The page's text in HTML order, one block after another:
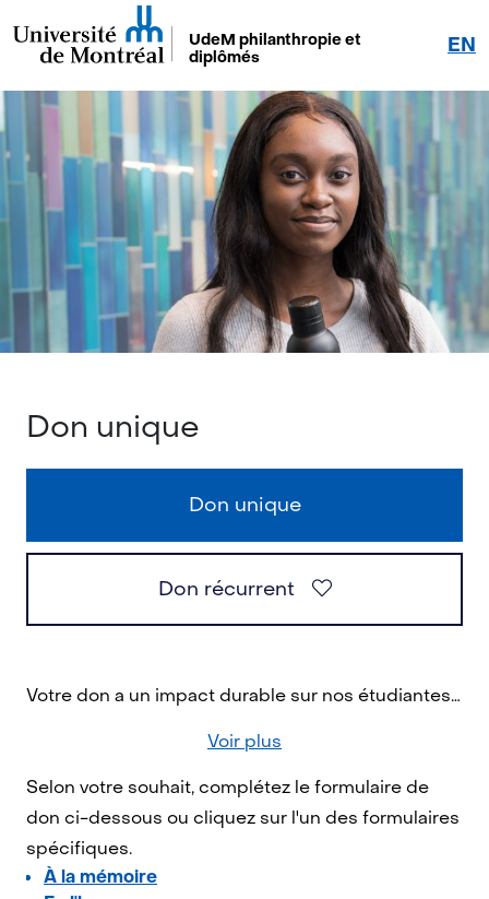
UdeM philanthropie et
diplômés
EN
Don unique
Don unique
Don récurrent
Votre don a un impact durable sur nos étudiantes et nos étudiants, la recherche et la société dans son ensemble. En contribuant aujourd'hui, vous permettez de bâtir un monde meilleur!
Voir plus
Selon votre souhait, complétez le formulaire de
don ci-dessous ou cliquez sur l'un des formulaires
spécifiques.
À la mémoire